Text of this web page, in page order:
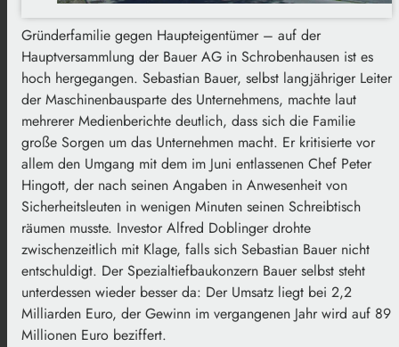
Gründerfamilie gegen Haupteigentümer – auf der
Hauptversammlung der Bauer AG in Schrobenhausen ist es
hoch hergegangen. Sebastian Bauer, selbst langjähriger Leiter
der Maschinenbausparte des Unternehmens, machte laut
mehrerer Medienberichte deutlich, dass sich die Familie
große Sorgen um das Unternehmen macht. Er kritisierte vor
allem den Umgang mit dem im Juni entlassenen Chef Peter
Hingott, der nach seinen Angaben in Anwesenheit von
Sicherheitsleuten in wenigen Minuten seinen Schreibtisch
räumen musste. Investor Alfred Doblinger drohte
zwischenzeitlich mit Klage, falls sich Sebastian Bauer nicht
entschuldigt. Der Spezialtiefbaukonzern Bauer selbst steht
unterdessen wieder besser da: Der Umsatz liegt bei 2,2
Milliarden Euro, der Gewinn im vergangenen Jahr wird auf 89
Millionen Euro beziffert.